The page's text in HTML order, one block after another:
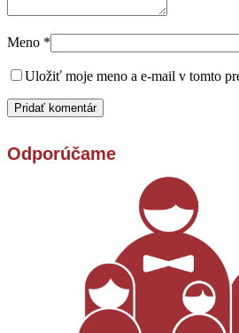
Meno *
Uložiť moje meno a e-mail v tomto
Odporúčame